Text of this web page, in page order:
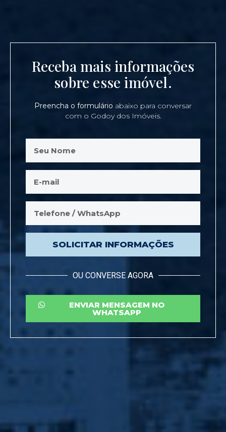
Receba mais informações
sobre esse imóvel.
Preencha o formulário abaixo para conversar
com o Godoy dos Imóveis.
SOLICITAR INFORMAÇÕES
OU CONVERSE AGORA
ENVIAR MENSAGEM NO
WHATSAPP